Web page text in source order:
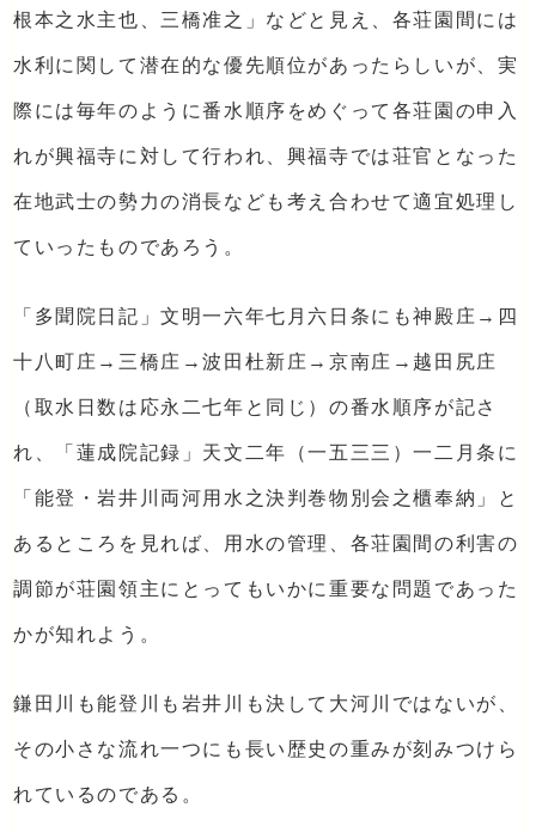
根本之水主也、三橋准之」などと見え、各荘園間には
水利に関して潜在的な優先順位があったらしいが、実
際には毎年のように番水順序をめぐって各荘園の申入
れが興福寺に対して行われ、興福寺では荘官となった
在地武士の勢力の消長なども考え合わせて適宜処理し
ていったものであろう。
「多聞院日記」文明一六年七月六日条にも神殿庄→四
十八町庄→三橋庄→波田杜新庄→京南庄→越田尻庄
（取水日数は応永二七年と同じ）の番水順序が記さ
れ、「蓮成院記録」天文二年（一五三三）一二月条に
「能登・岩井川両河用水之決判巻物別会之櫃奉納」と
あるところを見れば、用水の管理、各荘園間の利害の
調節が荘園領主にとってもいかに重要な問題であった
かが知れよう。
鎌田川も能登川も岩井川も決して大河川ではないが、
その小さな流れ一つにも長い歴史の重みが刻みつけら
れているのである。